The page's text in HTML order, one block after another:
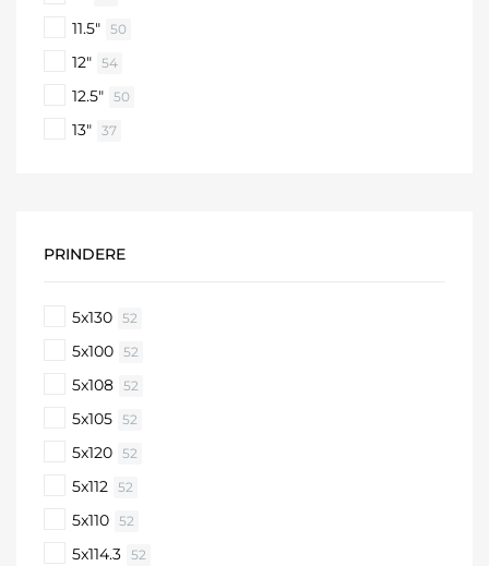
11.5" 50
12" 54
12.5" 50
13" 37
PRINDERE
5x130 52
5x100 52
5x108 52
5x105 52
5x120 52
5x112 52
5x110 52
5x114.3 52